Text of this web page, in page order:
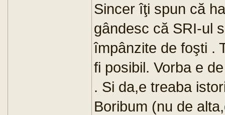
Sincer îţi spun că
gândesc că SRI-ul
împânzite de foşti .
fi posibil. Vorba e
. Si da,e treaba
Boribum (nu de